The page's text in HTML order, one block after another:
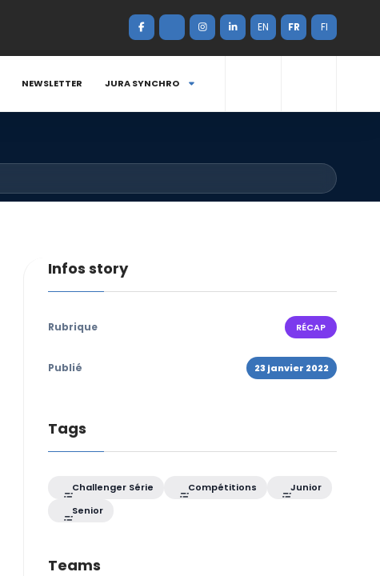
EN FR FI
NEWSLETTER JURA SYNCHRO
Infos story
Rubrique RÉCAP
Publié 23 janvier 2022
Tags
Challenger Série Compétitions
Junior
Senior
Teams